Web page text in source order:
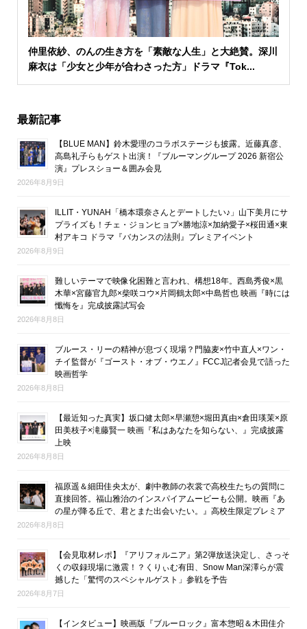
仲里依紗、のんの生き方を「素敵な人生」と大絶賛。深川
麻衣は「少女と少年が合わさった方」ドラマ『Tok...
最新記事
【BLUE MAN】鈴木愛理のコラボステージも披露。近藤真彦、
高島礼子らもゲスト出演！『ブルーマングループ 2026 新宿公
演』プレスショー＆囲み会見
2026年8月9日
ILLIT・YUNAH「橋本環奈さんとデートしたい♪」山下美月にサ
プライズも！チェ・ジョンヒョプ×勝地涼×加納愛子×桜田通×東
村アキコ ドラマ『バカンスの法則』プレミアイベント
2026年8月9日
難しいテーマで映像化困難と言われ、構想18年。西島秀俊×黒
木華×宮藤官九郎×柴咲コウ×片岡鶴太郎×中島哲也 映画『時には
懺悔を』完成披露試写会
2026年8月8日
ブルース・リーの精神が息づく現場？門脇麦×竹中直人×ワン・
チイ監督が『ゴースト・オブ・ウエノ』FCCJ記者会見で語った
映画哲学
2026年8月8日
【最近知った真実】坂口健太郎×早瀬憩×堀田真由×倉田瑛茉×原
田美枝子×滝藤賢一 映画『私はあなたを知らない、』完成披露
上映
2026年8月8日
福原遥＆細田佳央太が、劇中教師の衣裳で高校生たちの質問に
直接回答。福山雅治のインスパイアムービーも公開。映画『あ
の星が降る丘で、君とまた出会いたい。』高校生限定プレミア
2026年8月8日
【会見取材レポ】『アリフォルニア』第2弾放送決定し、さっそ
くの収録現場に激震！？くりぃむ有田、Snow Man深澤らが震
撼した「驚愕のスペシャルゲスト」参戦を予告
2026年8月7日
【インタビュー】映画版『ブルーロック』富本惣昭＆木田佳介